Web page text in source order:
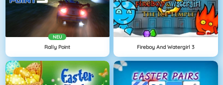
NEU
Rally Point Fireboy And Watergirl 3